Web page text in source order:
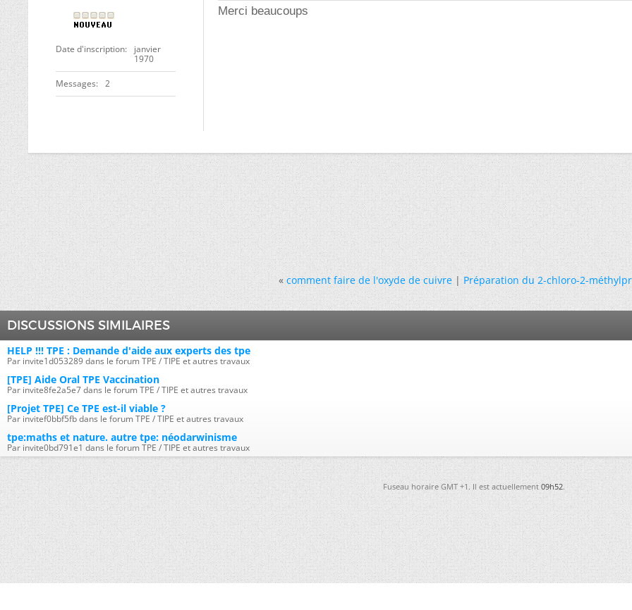
Date d'inscription
janvier
1970
Messages 2
Merci beaucoups
« comment faire de l'oxyde de cuivre|Préparation du 2-chloro-2-
DISCUSSIONS SIMILAIRES
HELP !!! TPE : Demande d'aide aux experts des tpe
Par invite1d053289 dans le forum TPE / TIPE et autres travaux
[TPE] Aide Oral TPE Vaccination
Par invite8fe2a5e7 dans le forum TPE / TIPE et autres travaux
[Projet TPE] Ce TPE est-il viable ?
Par invitef0bbf5fb dans le forum TPE / TIPE et autres travaux
tpe:maths et nature. autre tpe: néodarwinisme
Par invite0bd791e1 dans le forum TPE / TIPE et autres travaux
Fuseau horaire GMT +1. Il est actuellement09h52.